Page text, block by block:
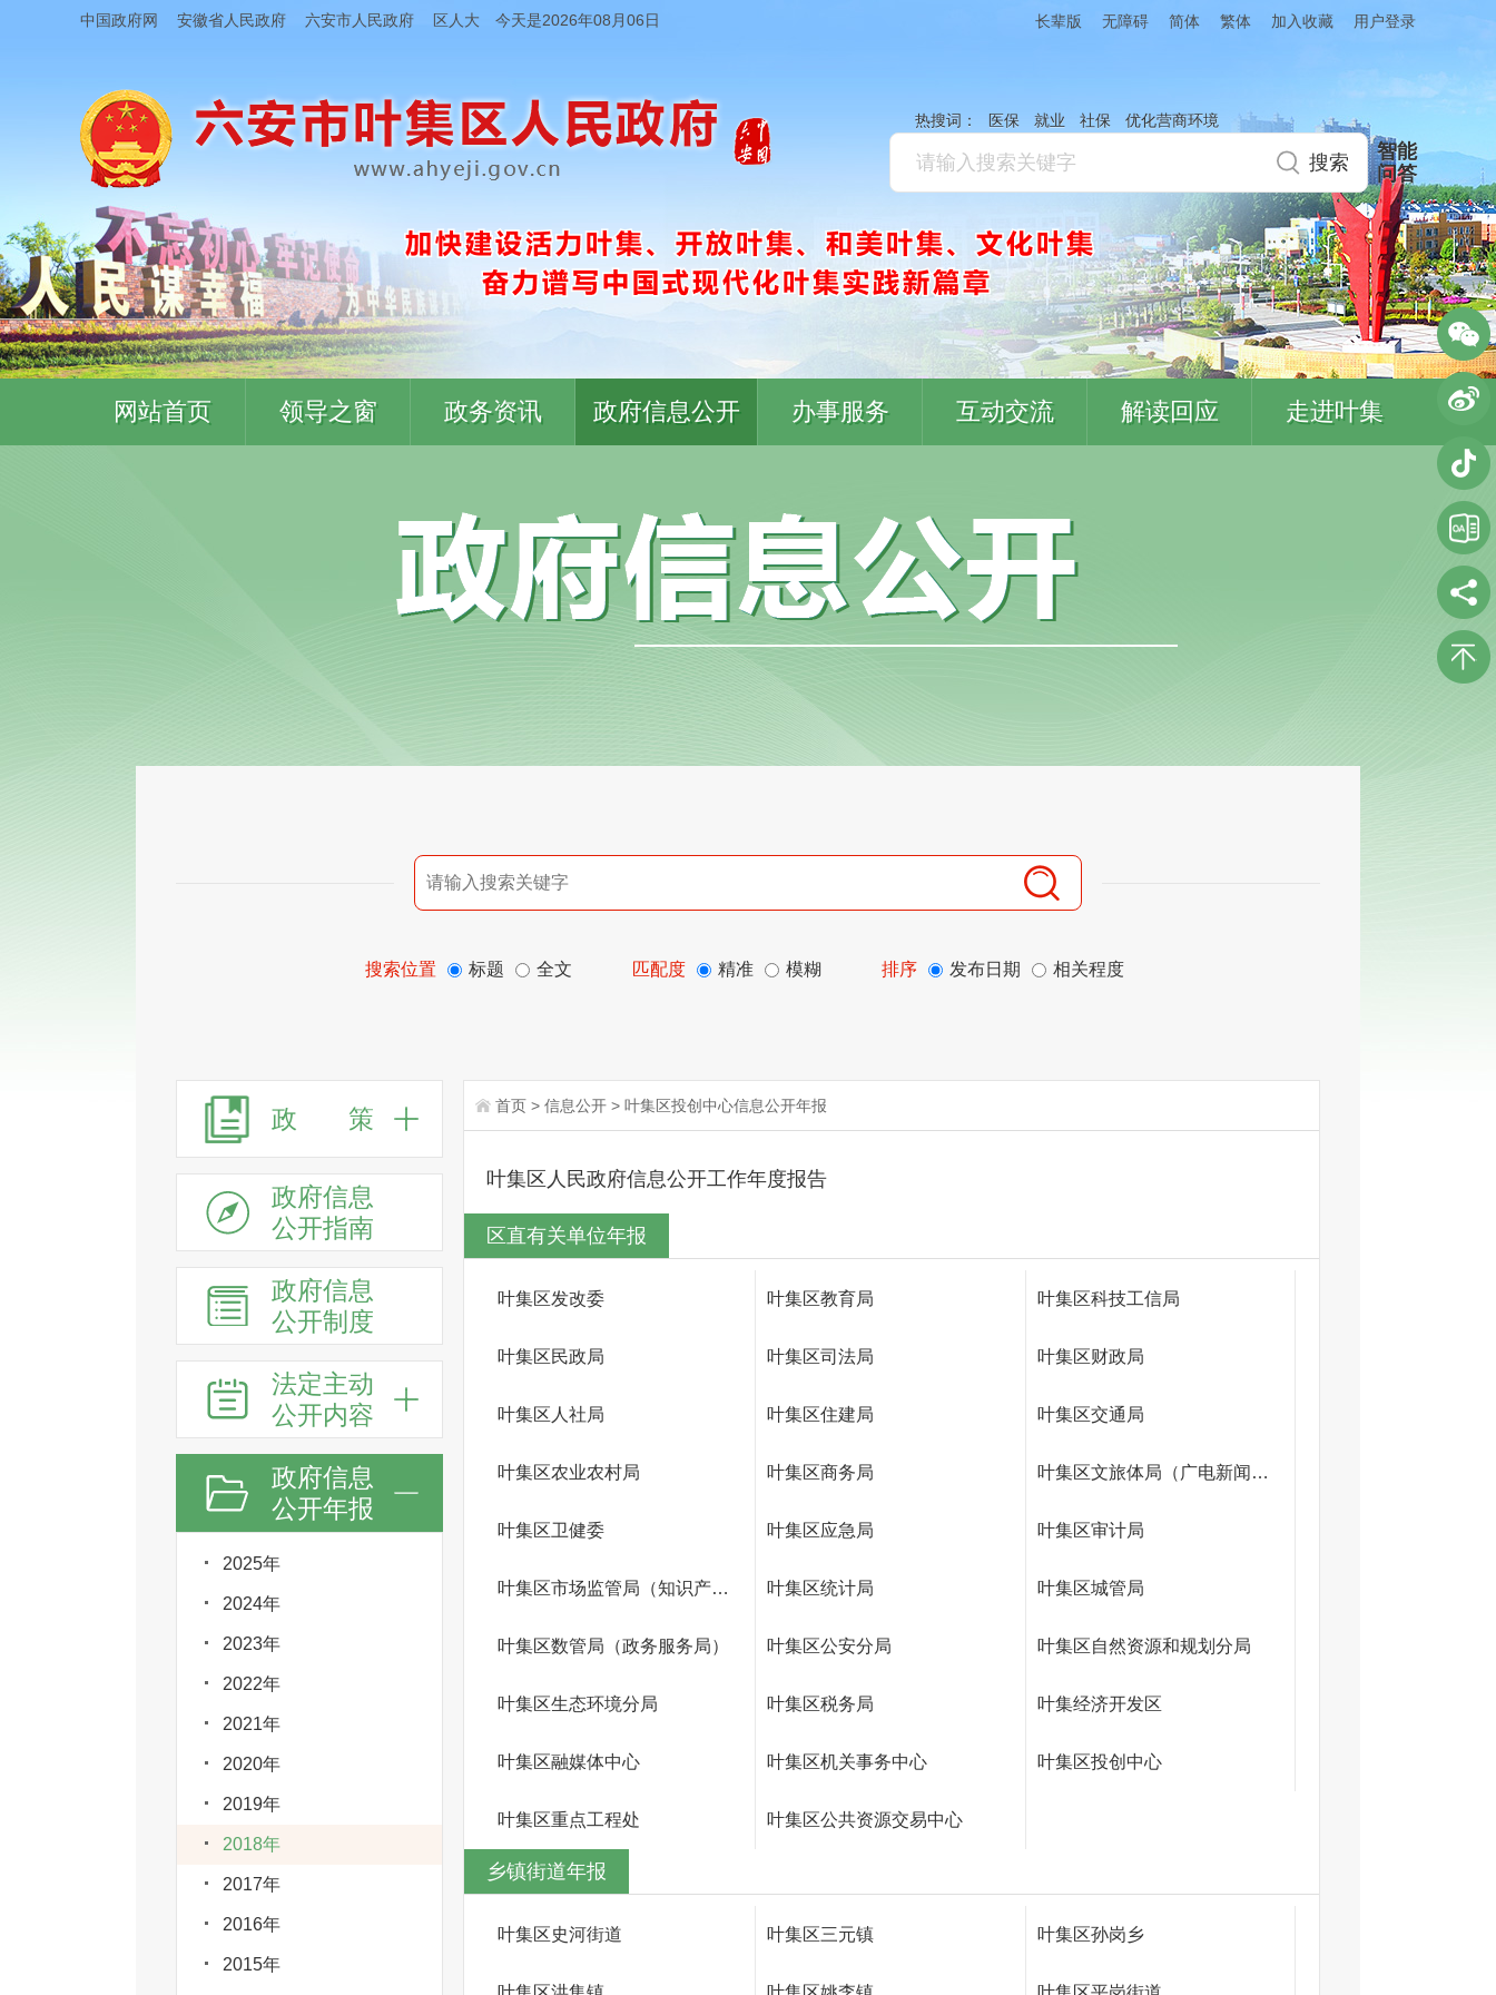
中国政府网 安徽省人民政府 六安市人民政府 区人大 今天是2026年08月06日 长辈版 无障碍 简体 繁体 加入收藏 用户登录
热搜词： 医保 就业 社保 优化营商环境
智能
问答
网站首页 领导之窗 政务资讯 政府信息公开 办事服务 互动交流 解读回应 走进叶集
搜索位置 标题 全文 匹配度 精准 模糊 排序 发布日期 相关程度
政 策
政府信息
公开指南
政府信息
公开制度
法定主动
公开内容
政府信息
公开年报
2025年
2024年
2023年
2022年
2021年
2020年
2019年
2018年
2017年
2016年
2015年
首页 > 信息公开 > 叶集区投创中心信息公开年报
叶集区人民政府信息公开工作年度报告
区直有关单位年报
叶集区发改委 叶集区教育局 叶集区科技工信局
叶集区民政局 叶集区司法局 叶集区财政局
叶集区人社局 叶集区住建局 叶集区交通局
叶集区农业农村局 叶集区商务局 叶集区文旅体局（广电新闻局）
叶集区卫健委 叶集区应急局 叶集区审计局
叶集区市场监管局（知识产权局） 叶集区统计局 叶集区城管局
叶集区数管局（政务服务局） 叶集区公安分局 叶集区自然资源和规划分局
叶集区生态环境分局 叶集区税务局 叶集经济开发区
叶集区融媒体中心 叶集区机关事务中心 叶集区投创中心
叶集区重点工程处 叶集区公共资源交易中心
乡镇街道年报
叶集区史河街道 叶集区三元镇 叶集区孙岗乡